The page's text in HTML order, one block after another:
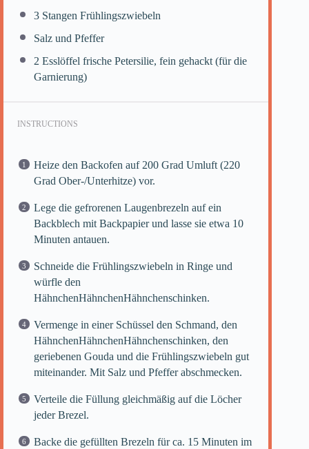
3 Stangen Frühlingszwiebeln
Salz und Pfeffer
2 Esslöffel frische Petersilie, fein gehackt (für die
Garnierung)
INSTRUCTIONS
Heize den Backofen auf 200 Grad Umluft (220
Grad Ober-/Unterhitze) vor.
Lege die gefrorenen Laugenbrezeln auf ein
Backblech mit Backpapier und lasse sie etwa 10
Minuten antauen.
Schneide die Frühlingszwiebeln in Ringe und
würfle den
HähnchenHähnchenHähnchenschinken.
Vermenge in einer Schüssel den Schmand, den
HähnchenHähnchenHähnchenschinken, den
geriebenen Gouda und die Frühlingszwiebeln gut
miteinander. Mit Salz und Pfeffer abschmecken.
Verteile die Füllung gleichmäßig auf die Löcher
jeder Brezel.
Backe die gefüllten Brezeln für ca. 15 Minuten im